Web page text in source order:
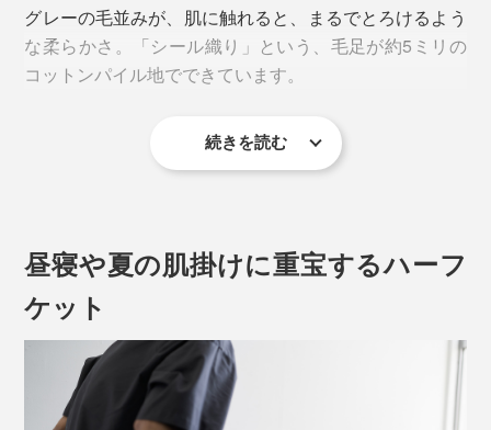
グレーの毛並みが、肌に触れると、まるでとろけるよう
な柔らかさ。「シール織り」という、毛足が約5ミリの
コットンパイル地でできています。
「シール（seal）」は、アザラシのこと。
んでいるのではなく、先端を切り先端を切りそろえたコ
ットン糸が、みっしり詰まっています。独特の光沢感と
ふんわり柔らかい肌触りがアザラシの毛並みに似ている
今年のシール織り毛布は、コットンパイルを織り込んだ
続きを読む
昼寝や夏の肌掛けに重宝するハーフ
ケット